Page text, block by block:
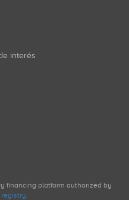
interés
financing platform authorized by
.